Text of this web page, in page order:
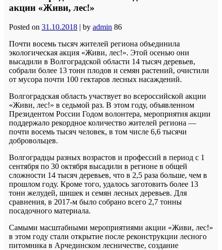
акции «Живи, лес!»
Posted on 31.10.2018 | by admin 86
Почти восемь тысяч жителей региона объединила
экологическая акция «Живи, лес!». Этой осенью они
высадили в Волгоградской области 14 тысяч деревьев,
собрали более 13 тонн плодов и семян растений, очистили
от мусора почти 100 гектаров лесных насаждений.
Волгоградская область участвует во всероссийской акции
«Живи, лес!» в седьмой раз. В этом году, объявленном
Президентом России Годом волонтера, мероприятия акции
поддержало рекордное количество жителей региона —
почти восемь тысяч человек, в том числе 6,6 тысячи
добровольцев.
Волгоградцы разных возрастов и профессий в период с 1
сентября по 30 октября высадили в регионе в общей
сложности 14 тысяч деревьев, что в 2,5 раза больше, чем в
прошлом году. Кроме того, удалось заготовить более 13
тонн желудей, шишек и семян лесных деревьев. Для
сравнения, в 2017-м было собрано всего 2,7 тонны
посадочного материала.
Самыми масштабными мероприятиями акции «Живи, лес!»
в этом году стали открытие после реконструкции лесного
питомника в Арчединском лесничестве, создание